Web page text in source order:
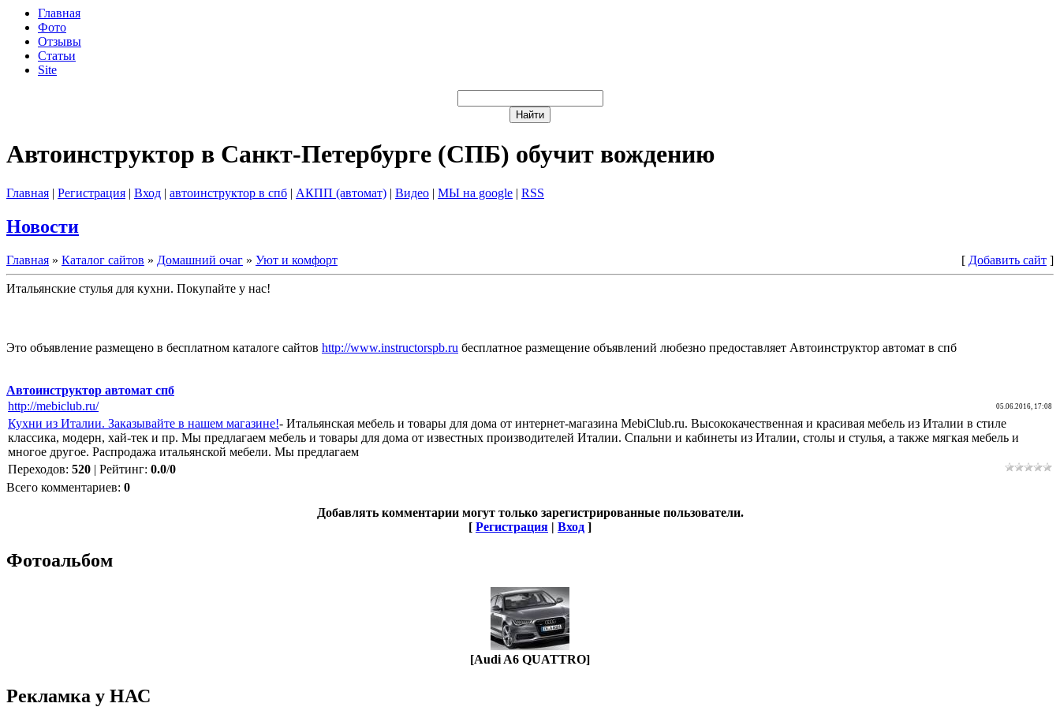
Главная
Фото
Отзывы
Статьи
Site
Автоинструктор в Санкт-Петербурге (СПБ) обучит вождению
Главная | Регистрация | Вход | автоинструктор в спб | АКПП (автомат) | Видео | МЫ на google | RSS
Новости
Главная » Каталог сайтов » Домашний очаг » Уют и комфорт [ Добавить сайт ]
Итальянские стулья для кухни. Покупайте у нас!
Это объявление размещено в бесплатном каталоге сайтов http://www.instructorspb.ru бесплатное размещение объявлений любезно предоставляет Автоинструктор автомат в спб
Автоинструктор автомат спб
http://mebiclub.ru/
05.06.2016, 17:08
Кухни из Италии. Заказывайте в нашем магазине!- Итальянская мебель и товары для дома от интернет-магазина MebiClub.ru. Высококачественная и красивая мебель из Италии в стиле
классика, модерн, хай-тек и пр. Мы предлагаем мебель и товары для дома от известных производителей Италии. Спальни и кабинеты из Италии, столы и стулья, а также мягкая мебель и
многое другое. Распродажа итальянской мебели. Мы предлагаем
Переходов: 520 | Рейтинг: 0.0/0
Всего комментариев: 0
Добавлять комментарии могут только зарегистрированные пользователи.
[ Регистрация | Вход ]
Фотоальбом
[Audi A6 QUATTRO]
Рекламка у НАС